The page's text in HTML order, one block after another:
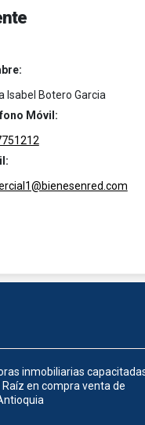
Isabel Botero Garcia
Móvil:
inmobiliarias
en compra venta de